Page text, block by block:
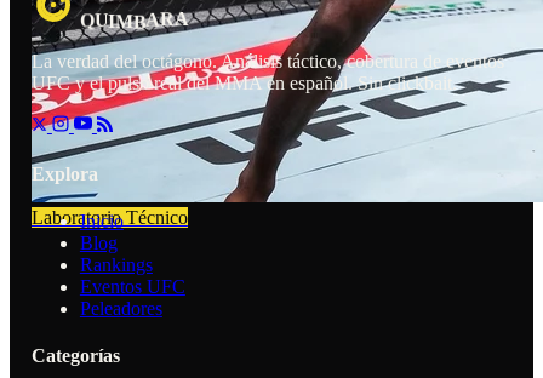
Laboratorio Técnico
QUIMBARA
La verdad del octágono. Análisis táctico, cobertura de eventos
UFC y el pulso real del MMA en español. Sin clickbait.
Explora
Inicio
Blog
Rankings
Eventos UFC
Peleadores
Categorías